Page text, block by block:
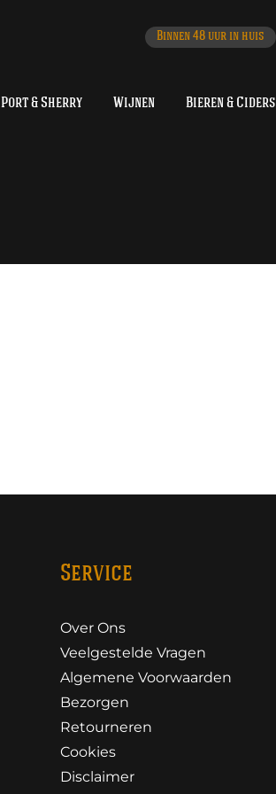
Binnen 48 uur in huis
Port & Sherry Wijnen Bieren & Ciders
Service
Over Ons
Veelgestelde Vragen
Algemene Voorwaarden
Bezorgen
Retourneren
Cookies
Disclaimer